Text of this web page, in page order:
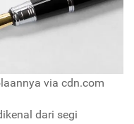
via cdn.com
dari segi